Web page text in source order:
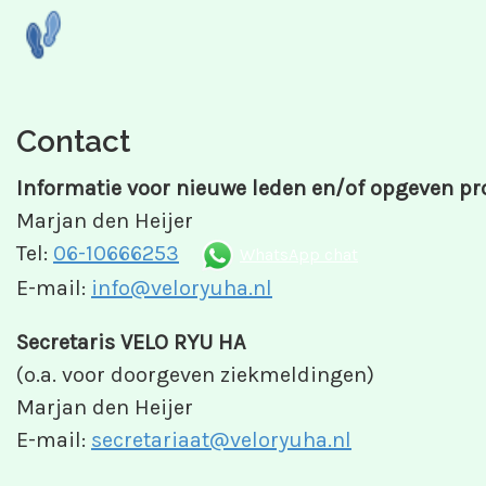
Contact
Informatie voor nieuwe leden en/of opgeven
Marjan den Heijer
Tel: 06-10666253
E-mail: info@veloryuha.nl
Secretaris VELO RYU HA
(o.a. voor doorgeven ziekmeldingen)
Marjan den Heijer
E-mail: secretariaat@veloryuha.nl